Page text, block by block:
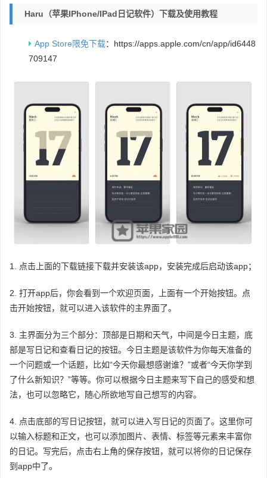
Haru（苹果iPhone/iPad日记软件）下载及使用教程
App Store限免下载：https://apps.apple.com/cn/app/id6448
709147
1. 点击上面的下载链接下载并安装该app，安装完成后启动该app；
2. 打开app后，你会看到一个欢迎页面，上面有一个开始按钮。点
击开始按钮，就可以进入该软件的主界面了。
3. 主界面分为三个部分：顶部是日期和天气，中间是今日主题，底
部是写日记和查看日记的按钮。今日主题是该软件为你每天准备的
一个问题或一个话题，比如“今天你最想感谢谁？”或者“今天你学到
了什么新知识？”等等。你可以根据今日主题来写下自己的感受和想
法，也可以忽略它，随心所欲地写自己想写的内容。
4. 点击底部的写日记按钮，就可以进入写日记的页面了。这里你可
以输入标题和正文，也可以添加图片、表情、标签等元素来丰富你
的日记。写完后，点击右上角的保存按钮，就可以将你的日记保存
到app中了。